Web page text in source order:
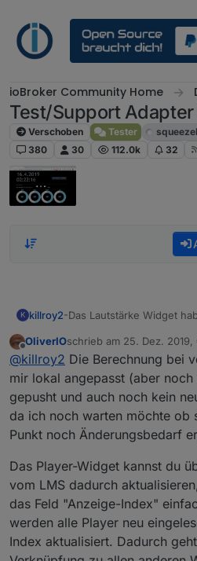
ioBroker Community Home
Test/Support Adapter
Verschoben Tester
380
30 112.0k 32
K killroy2-Das Lautstärke Widget
Abstände. Immer wenn
Balken kommt wird er
verwirrend.
-Ändert sich die LMS
Player Widget einfügen
verknüpfen, anderst
Offline
OliverIOschrieb am 25. Dez. 2019,
zuletzt editiert von
@killroy2 Die Berechnung bei
mir lokal angepasst (aber
gepusht und auch noch kein
da ich noch warten möchte ob
Punkt noch Änderungsbedarf
Das Player-Widget kannst du
vom LMS dadurch
das Feld "Anzeige-Index"
werden alle Player neu
Index aktualisiert. Dadurch